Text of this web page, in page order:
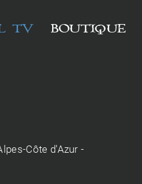
TV BOUTIQUE
Côte d'Azur -